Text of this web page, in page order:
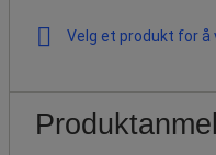
Velg et produkt for å